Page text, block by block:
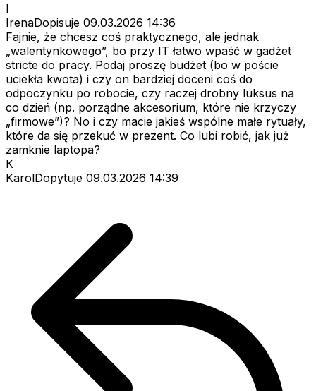
I
IrenaDopisuje 09.03.2026 14:36
Fajnie, że chcesz coś praktycznego, ale jednak
„walentynkowego”, bo przy IT łatwo wpaść w gadżet
stricte do pracy. Podaj proszę budżet (bo w poście
uciekła kwota) i czy on bardziej doceni coś do
odpoczynku po robocie, czy raczej drobny luksus na
co dzień (np. porządne akcesorium, które nie krzyczy
„firmowe”)? No i czy macie jakieś wspólne małe rytuały,
które da się przekuć w prezent. Co lubi robić, jak już
zamknie laptopa?
K
KarolDopytuje 09.03.2026 14:39